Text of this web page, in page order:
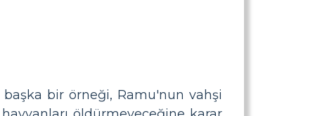
bir örneği, Ramu'nun vahşi